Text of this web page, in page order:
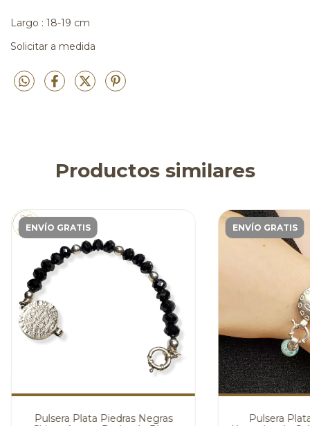
Largo : 18-19 cm
Solicitar a medida
Productos similares
ENVÍO GRATIS
Pulsera Plata Piedras Negras
ENVÍO GRATIS
Pulsera